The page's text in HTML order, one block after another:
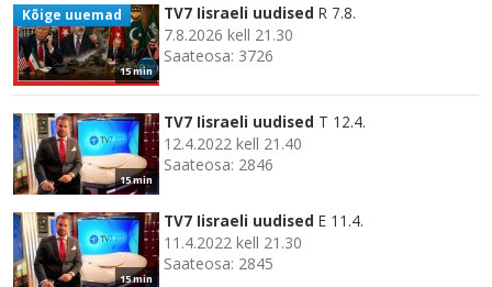
15 min
Kõige uuemad TV7 Iisraeli uudised R 7.8.
7.8.2026 kell 21.30
Saateosa: 3726
15 min
TV7 Iisraeli uudised T 12.4.
12.4.2022 kell 21.40
Saateosa: 2846
15 min
TV7 Iisraeli uudised E 11.4.
11.4.2022 kell 21.30
Saateosa: 2845